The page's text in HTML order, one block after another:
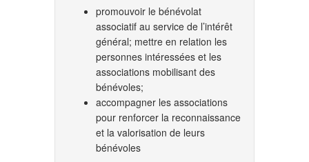
promouvoir le bénévolat
associatif au service de l’intérêt
général; mettre en relation les
personnes intéressées et les
associations mobilisant des
bénévoles;
accompagner les associations
pour renforcer la reconnaissance
et la valorisation de leurs
bénévoles